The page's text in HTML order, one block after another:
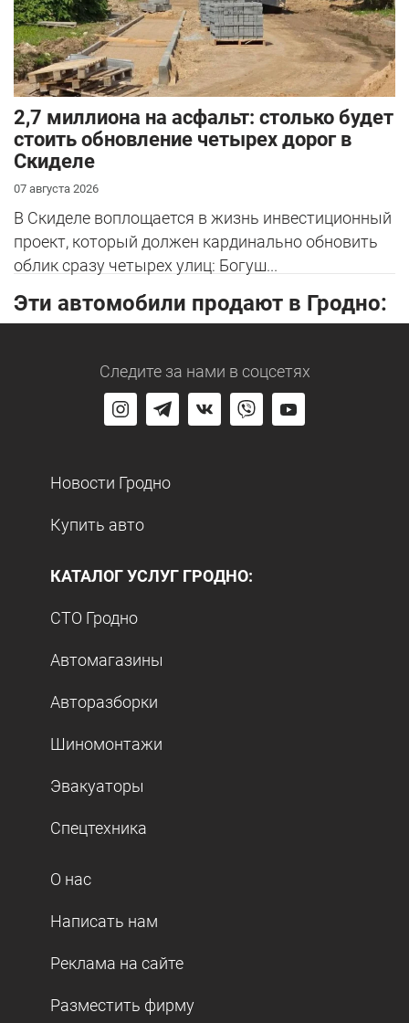
2,7 миллиона на асфальт: столько будет
стоить обновление четырех дорог в
Скиделе
07 августа 2026
В Скиделе воплощается в жизнь инвестиционный
проект, который должен кардинально обновить
облик сразу четырех улиц: Богуш...
Эти автомобили продают в Гродно:
Следите за нами в соцсетях
Новости Гродно
Купить авто
КАТАЛОГ УСЛУГ ГРОДНО:
СТО Гродно
Автомагазины
Авторазборки
Шиномонтажи
Эвакуаторы
Спецтехника
О нас
Написать нам
Реклама на сайте
Разместить фирму